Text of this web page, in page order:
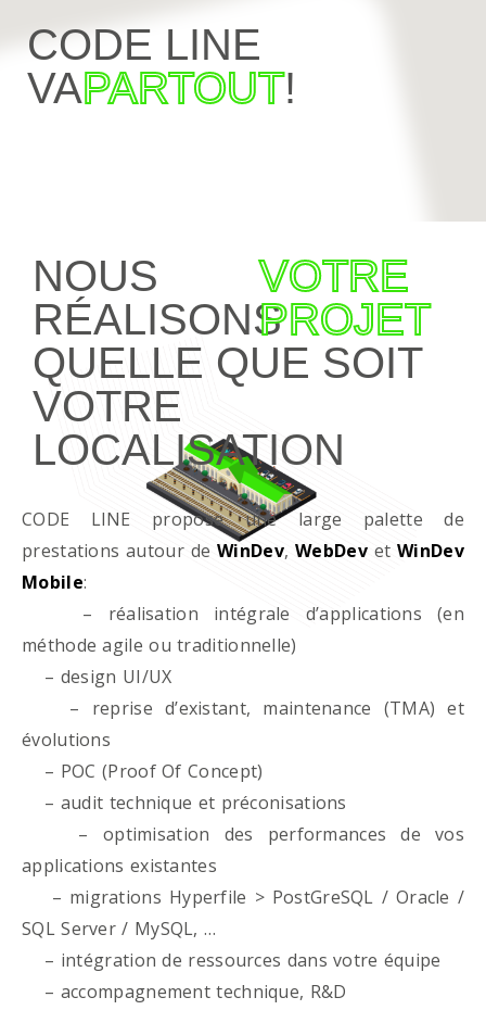
CODE LINE
VAPARTOUT!
NOUS
RÉALISONS
VOTRE
PROJET
QUELLE QUE SOIT
VOTRE
LOCALISATION
CODE LINE propose une large palette de
prestations autour deWinDev,WebDevet WinDev
Mobile:
– réalisation intégrale d’applications (en
méthode agile ou traditionnelle)
– design UI/UX
– reprise d’existant, maintenance (TMA) et
évolutions
– POC (Proof Of Concept)
– audit technique et préconisations
– optimisation des performances de vos
applications existantes
– migrations Hyperfile > PostGreSQL / Oracle /
SQL Server / MySQL, …
– intégration de ressources dans votre équipe
– accompagnement technique, R&D